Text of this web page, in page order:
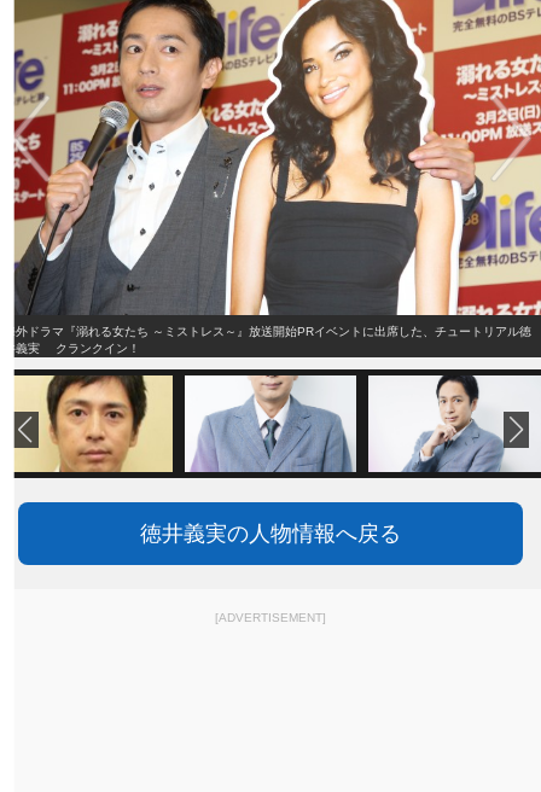
海外ドラマ『溺れる女たち ～ミストレス～』放送開始PRイベントに出席した、チュートリアル徳
井義実 クランクイン！
徳井義実の人物情報へ戻る
[ADVERTISEMENT]